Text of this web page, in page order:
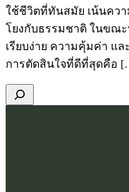
ใช้ชีวิตที่ทันสมัย เน้นคว
โยงกับธรรมชาติ ในขณ
เรียบง่าย ความคุ้มค่า แ
การตัดสินใจที่ดีที่สุดคือ